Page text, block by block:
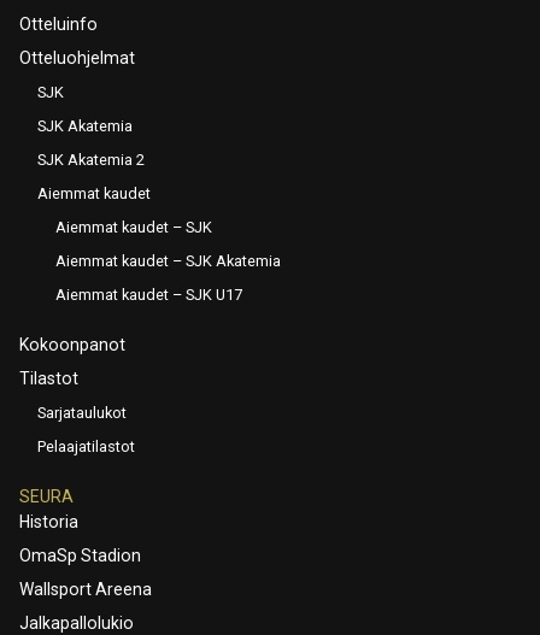
Otteluinfo
Otteluohjelmat
SJK
SJK Akatemia
SJK Akatemia 2
Aiemmat kaudet
Aiemmat kaudet – SJK
Aiemmat kaudet – SJK Akatemia
Aiemmat kaudet – SJK U17
Kokoonpanot
Tilastot
Sarjataulukot
Pelaajatilastot
SEURA
Historia
OmaSp Stadion
Wallsport Areena
Jalkapallolukio